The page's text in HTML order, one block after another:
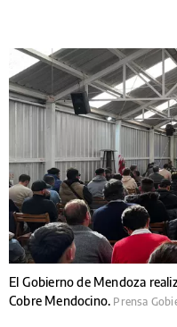
El Gobierno de Mendoza
Cobre Mendocino. Prensa